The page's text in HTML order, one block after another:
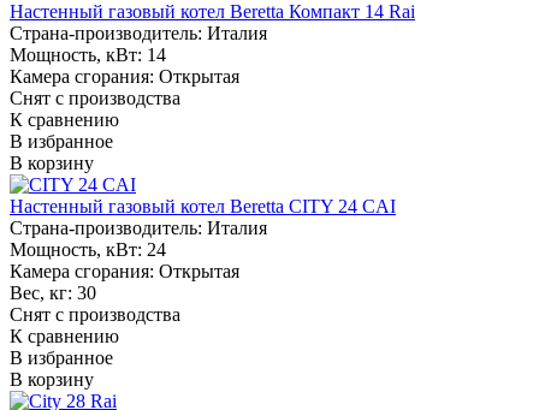
Настенный газовый котел Beretta Компакт 14 Rai
Страна-производитель: Италия
Мощность, кВт: 14
Камера сгорания: Открытая
Снят с производства
К сравнению
В избранное
В корзину
Настенный газовый котел Beretta CITY 24 CAI
Страна-производитель: Италия
Мощность, кВт: 24
Камера сгорания: Открытая
Вес, кг: 30
Снят с производства
К сравнению
В избранное
В корзину